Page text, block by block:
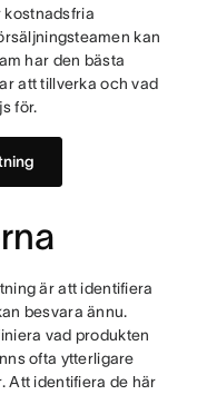
kostnadsfria
kan
har den bästa
att tillverka och vad
för.
är att identifiera
besvara ännu.
vad produkten
ofta ytterligare
Att identifiera de här